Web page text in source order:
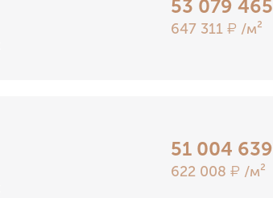
53 079 465
647 311 ₽ /м²
51 004 639
622 008 ₽ /м²